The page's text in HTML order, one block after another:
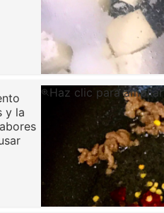
y la
Haz clic para ampliar